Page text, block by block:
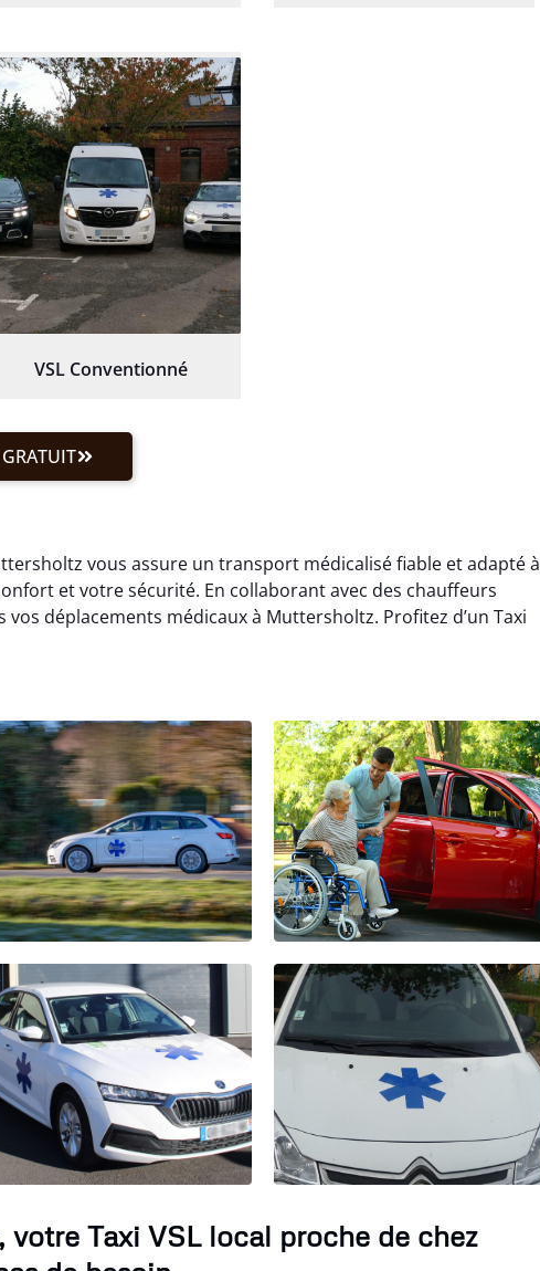
VSL Conventionné
vous assure un transport médicalisé fiable et adapté à
et votre sécurité. En collaborant avec des chauffeurs
déplacements médicaux à Muttersholtz. Profitez d’un Taxi
Taxi VSL local proche de chez